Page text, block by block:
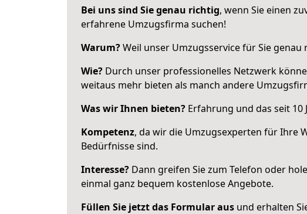
Bei uns sind Sie genau richtig, wenn Sie einen
erfahrene Umzugsfirma suchen!
Warum?Weil unser Umzugsservice für Sie genau
Wie? Durch unser professionelles Netzwerk
weitaus mehr bieten als manch andere
Was wir Ihnen bieten? Erfahrung und das seit 10
Kompetenz, da wir die Umzugsexperten für Ihre
Bedürfnisse sind.
Interesse? Dann greifen Sie zum Telefon oder
einmal ganz bequem kostenlose Angebote.
Füllen Sie jetzt das Formular aus und erhalten